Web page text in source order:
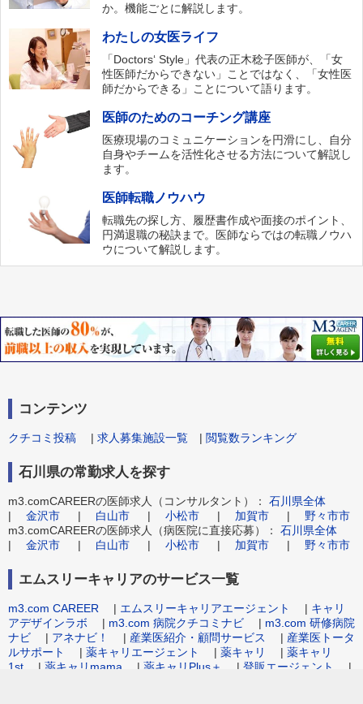
か。機能ごとに解説します。
わたしの女医ライフ
「Doctors‘ Style」代表の正木稔子医師が、「女
性医師だからできない」ことではなく、「女性医
師だからできる」ことについて語ります。
医師のためのコーチング講座
医療現場のコミュニケーションを円滑にし、自分
自身やチームを活性化させる方法について解説し
ます。
医師転職ノウハウ
転職先の探し方、履歴書作成や面接のポイント、
円満退職の秘訣まで。医師ならではの転職ノウハ
ウについて解説します。
コンテンツ
クチコミ投稿 | 求人募集施設一覧 | 閲覧数ランキング
石川県の常勤求人を探す
m3.comCAREERの医師求人（コンサルタント）： 石川県全体
| 金沢市 | 白山市 | 小松市 | 加賀市 | 野々市市
m3.comCAREERの医師求人（病医院に直接応募）： 石川県全体
| 金沢市 | 白山市 | 小松市 | 加賀市 | 野々市市
エムスリーキャリアのサービス一覧
m3.com CAREER | エムスリーキャリアエージェント | キャリ
アデザインラボ | m3.com 病院クチコミナビ | m3.com 研修病院
ナビ | アネナビ！ | 産業医紹介・顧問サービス | 産業医トータ
ルサポート
| 薬キャリエージェント | 薬キャリ | 薬キャリ
1st | 薬キャリmama | 薬キャリPlus＋ | 登販エージェント
|